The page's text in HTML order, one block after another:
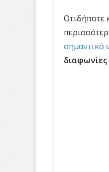
Οτιδήποτε
σημαντικό
διαφωνίες